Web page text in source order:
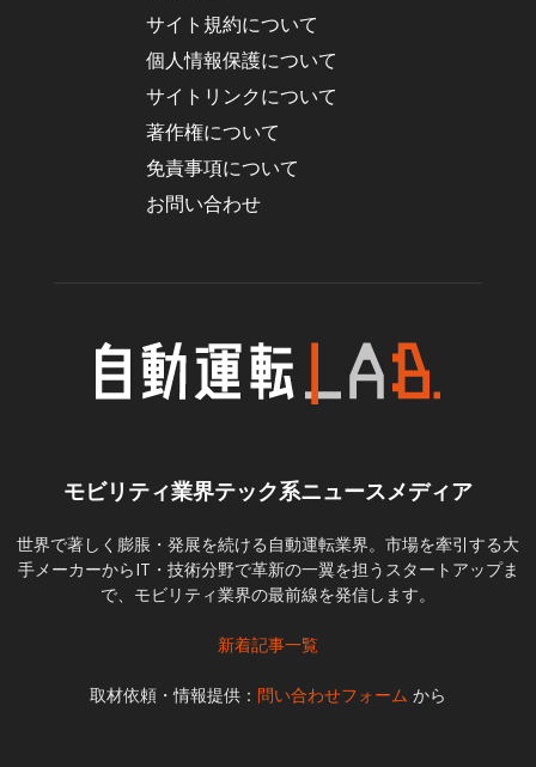
サイト規約について
個人情報保護について
サイトリンクについて
著作権について
免責事項について
お問い合わせ
モビリティ業界テック系ニュースメディア
世界で著しく膨脹・発展を続ける自動運転業界。市場を牽引する大
手メーカーからIT・技術分野で革新の一翼を担うスタートアップま
で、モビリティ業界の最前線を発信します。
新着記事一覧
取材依頼・情報提供： 問い合わせフォーム から